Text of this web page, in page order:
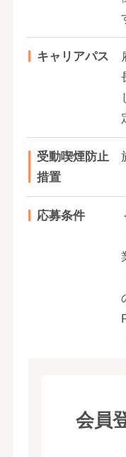
キャリアパス
受動喫煙防止
措置
応募条件
会員